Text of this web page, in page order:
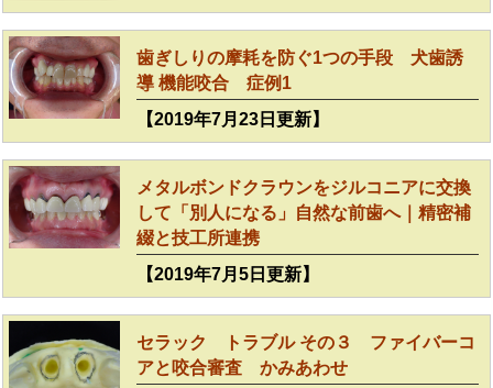
歯ぎしりの摩耗を防ぐ1つの手段 犬歯誘
導 機能咬合 症例1
【2019年7月23日更新】
メタルボンドクラウンをジルコニアに交換
して「別人になる」自然な前歯へ｜精密補
綴と技工所連携
【2019年7月5日更新】
セラック トラブル その３ ファイバーコ
アと咬合審査 かみあわせ